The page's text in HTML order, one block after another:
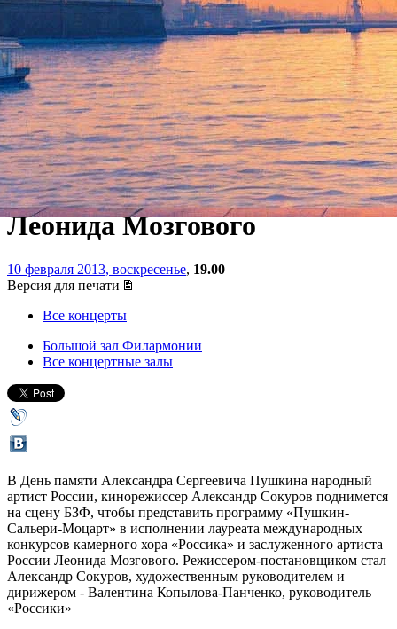
Александр Сокуров
представляет программу
«Пушкин-Сальери-Моцарт»
с участием хора «Россика» и
Леонида Мозгового
10 февраля 2013, воскресенье, 19.00
Версия для печати
Все концерты
Большой зал Филармонии
Все концертные залы
В День памяти Александра Сергеевича Пушкина народный
артист России, кинорежиссер Александр Сокуров поднимется
на сцену БЗФ, чтобы представить программу «Пушкин-
Сальери-Моцарт» в исполнении лауреата международных
конкурсов камерного хора «Россика» и заслуженного артиста
России Леонида Мозгового. Режиссером-постановщиком стал
Александр Сокуров, художественным руководителем и
дирижером - Валентина Копылова-Панченко, руководитель
«Россики»